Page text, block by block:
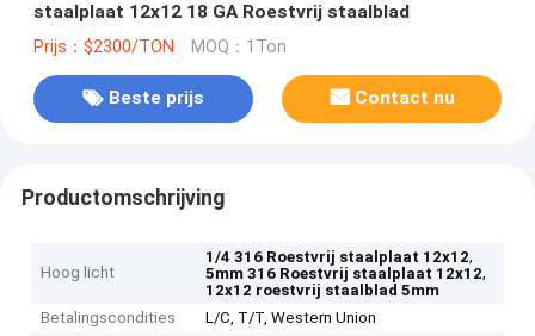
staalplaat 12x12 18 GA Roestvrij staalblad
Prijs：$2300/TON MOQ：1Ton
Beste prijs Contact nu
Productomschrijving
Hoog licht
1/4 316 Roestvrij staalplaat 12x12,
5mm 316 Roestvrij staalplaat 12x12,
12x12 roestvrij staalblad 5mm
Betalingscondities
L/C, T/T, Western Union